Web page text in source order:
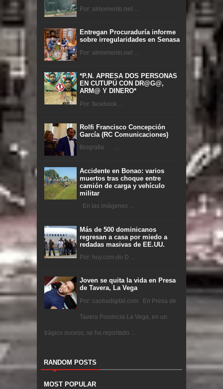
Por: almomento.net ...
Entregan Procuraduría informe
sobre irregularidades en Senasa
Por: almomento.net ...
*P.N. APRESA DOS PERSONAS
EN CUTUPÚ CON DR@G@,
ARM@ Y DINERO*
Por: facebook ...
Rolfi Francisco Concepción
García (RC Comunicaciones)
Biografia ...
Accidente en Bonao: varios
muertos tras choque entre
camión de carga y vehículo
militar
En las imágenes ...
Más de 500 dominicanos
regresan a casa por miedo a
redadas masivas de EE.UU.
Por: hoy.com.do D ...
Joven se quita la vida en Presa
de Tavera, La Vega
Por: caobadigital.com En Presa de
Tavera Provincia La Vega, en un
trágico suceso, se ha reportado ...
RANDOM POSTS
MOST POPULAR